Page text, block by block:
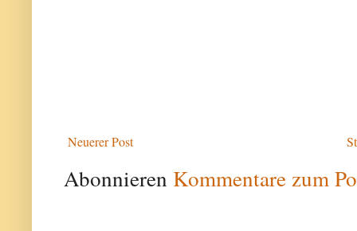
Neuerer Post
Abonnieren Kommentare zum